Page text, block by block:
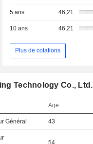
5 ans 46,21
10 ans 46,21
Plus de cotations
Technology Co., Ltd.
Age
Général 43
54